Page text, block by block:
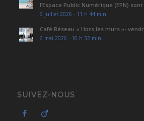
l’Espace Public Numérique (EPN)
6 juillet 2026 - 11 h 44 min
Café Réseau « Hors les murs »-
6 mai 2026 - 10 h 32 min
SUIVEZ-NOUS